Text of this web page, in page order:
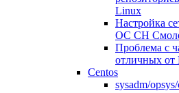
Linux
Настройка
ОС СН
Проблема с
отличных от
Centos
sysadm/